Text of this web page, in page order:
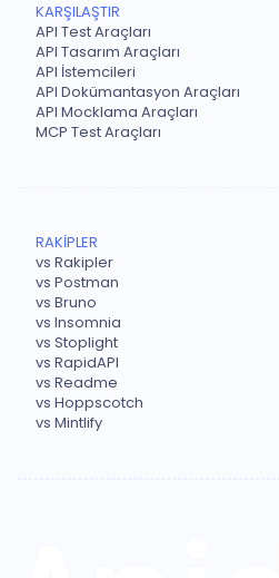
KARŞILAŞTIR
API Test Araçları
API Tasarım Araçları
API İstemcileri
API Dokümantasyon Araçları
API Mocklama Araçları
MCP Test Araçları
RAKİPLER
vs Rakipler
vs Postman
vs Bruno
vs Insomnia
vs Stoplight
vs RapidAPI
vs Readme
vs Hoppscotch
vs Mintlify